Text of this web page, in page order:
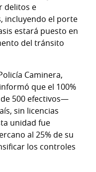
delitos e
incluyendo el porte
estará puesto en
del tránsito
Caminera,
que el 100%
500 efectivos—
sin licencias
unidad fue
al 25% de su
los controles